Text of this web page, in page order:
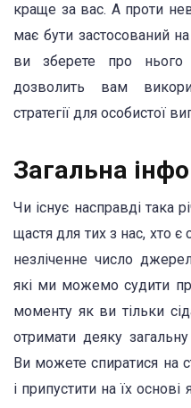
краще за вас. А проти
має бути застосований
ви зберете про нього
дозволить вам
стратегії для особистої
Загальна
Чи існує насправді така
щастя для тих з нас, хто
незліченне число
які ми можемо судити
моменту як ви тільки
отримати деяку
Ви можете спиратися на
і припустити на їх